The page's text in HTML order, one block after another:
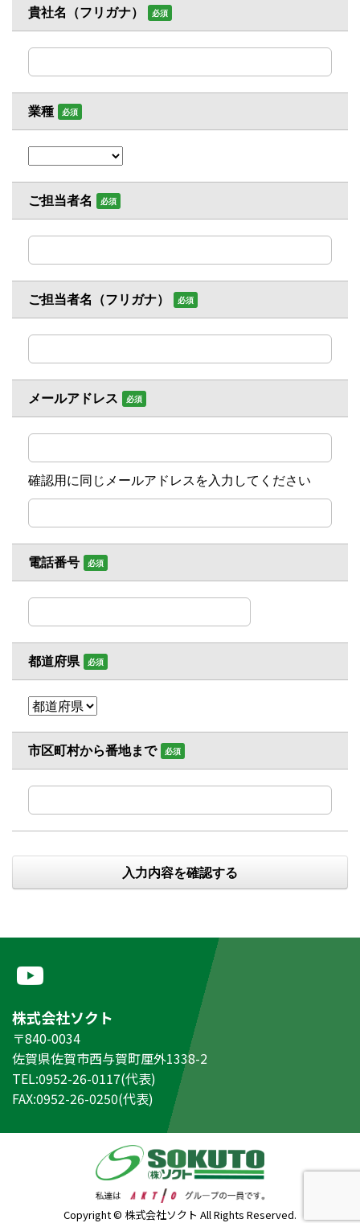
貴社名（フリガナ） 必須
業種 必須
ご担当者名 必須
ご担当者名（フリガナ） 必須
メールアドレス 必須
確認用に同じメールアドレスを入力してください
電話番号 必須
都道府県 必須
市区町村から番地まで 必須
株式会社ソクト
〒840-0034
佐賀県佐賀市西与賀町厘外1338-2
TEL:0952-26-0117(代表)
FAX:0952-26-0250(代表)
Copyright © 株式会社ソクト All Rights Reserved.